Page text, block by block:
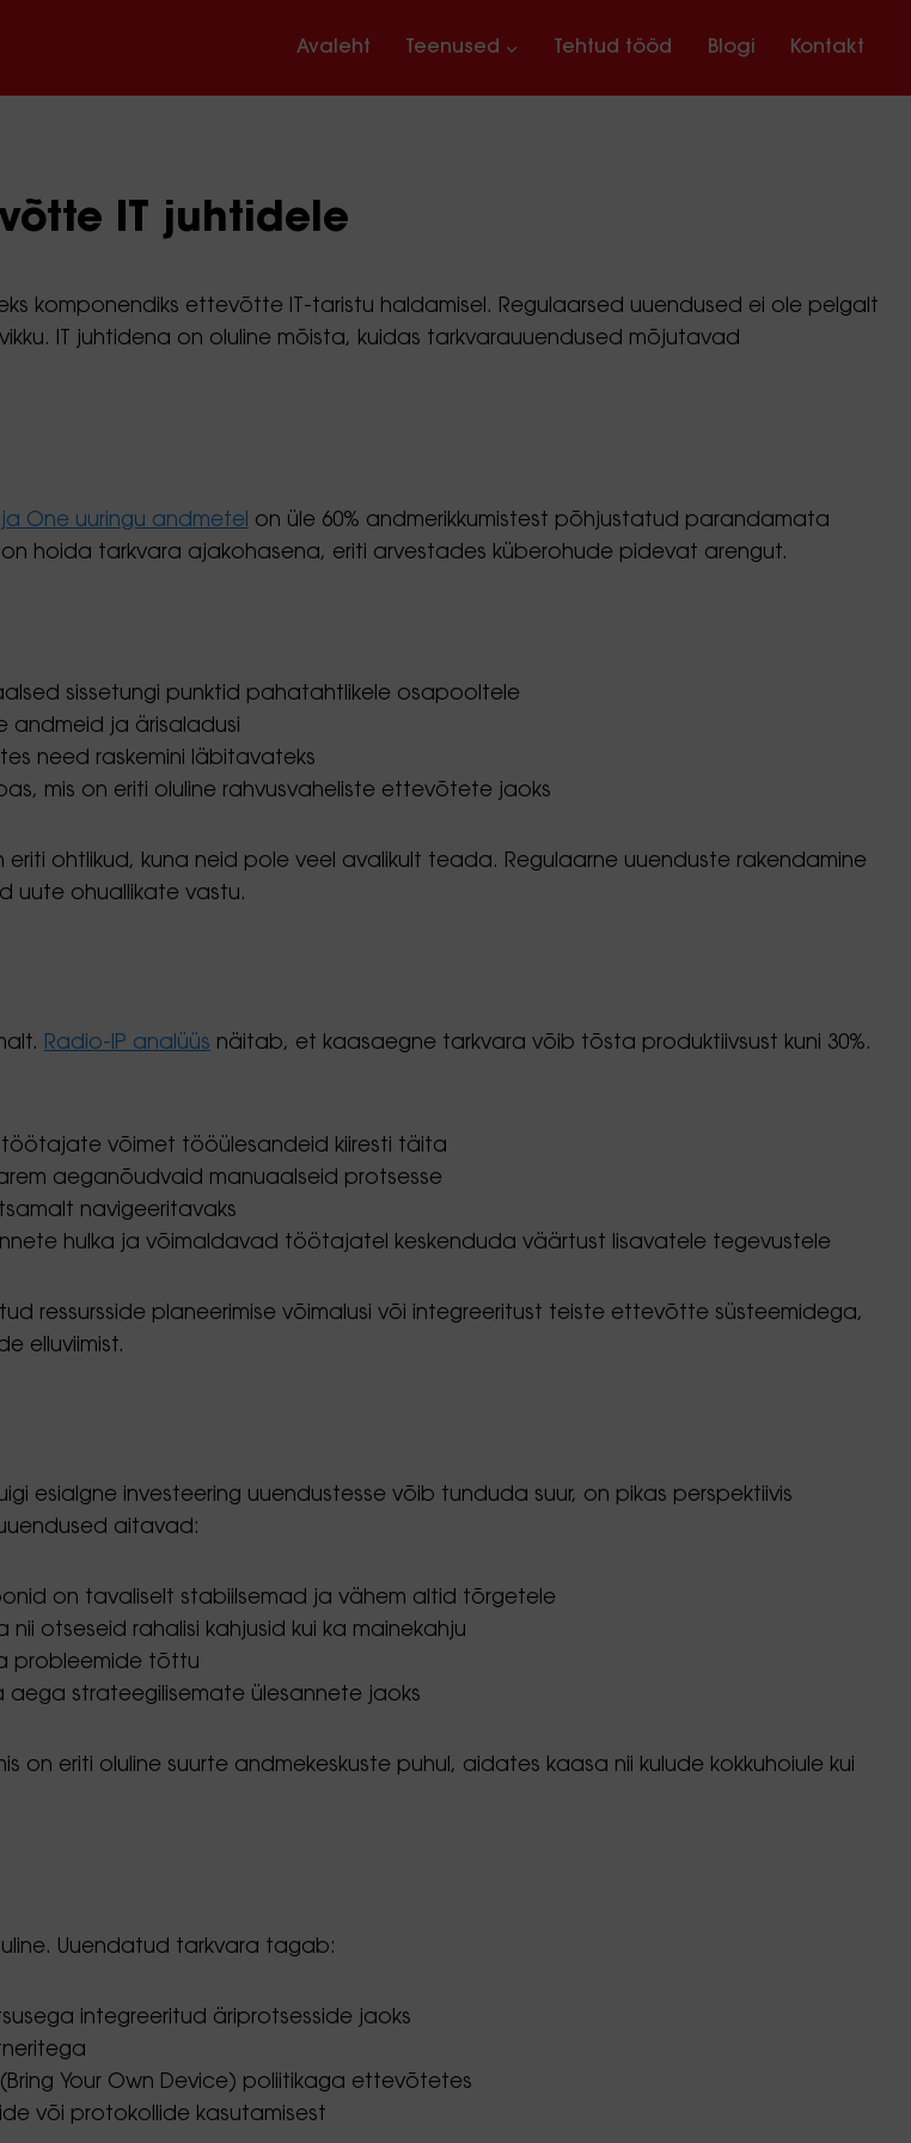
Avaleht Teenused Tehtud tööd Blogi Kontakt
IT juhtidele
komponendiks ettevõtte IT-taristu haldamisel. Regulaarsed uuendused ei ole pelgalt
IT juhtidena on oluline mõista, kuidas tarkvarauuendused mõjutavad
One uuringu andmetel on üle 60% andmerikkumistest põhjustatud parandamata
hoida tarkvara ajakohasena, eriti arvestades küberohude pidevat arengut.
sissetungi punktid pahatahtlikele osapooltele
andmeid ja ärisaladusi
need raskemini läbitavateks
mis on eriti oluline rahvusvaheliste ettevõtete jaoks
ohtlikud, kuna neid pole veel avalikult teada. Regulaarne uuenduste rakendamine
uute ohuallikate vastu.
Radio-IP analüüs näitab, et kaasaegne tarkvara võib tõsta produktiivsust kuni 30%.
võimet tööülesandeid kiiresti täita
aeganõudvaid manuaalseid protsesse
navigeeritavaks
hulka ja võimaldavad töötajatel keskenduda väärtust lisavatele tegevustele
ressursside planeerimise võimalusi või integreeritust teiste ettevõtte süsteemidega,
elluviimist.
esialgne investeering uuendustesse võib tunduda suur, on pikas perspektiivis
aitavad:
on tavaliselt stabiilsemad ja vähem altid tõrgetele
otseseid rahalisi kahjusid kui ka mainekahju
probleemide tõttu
aega strateegilisemate ülesannete jaoks
eriti oluline suurte andmekeskuste puhul, aidates kaasa nii kulude kokkuhoiule kui
Uuendatud tarkvara tagab:
integreeritud äriprotsesside jaoks
Your Own Device) poliitikaga ettevõtetes
või protokollide kasutamisest